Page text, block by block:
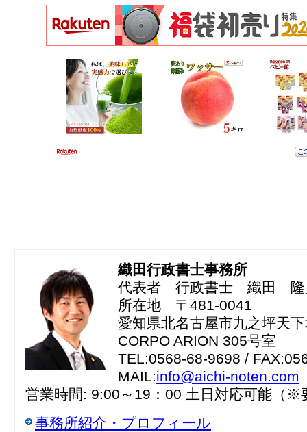
織田行政書士事務所
代表者 行政書士 織田 隆
所在地 〒481-0041
愛知県北名古屋市九之坪天
CORPO ARION 305号室
TEL:0568-68-9698 /
MAIL:info@aichi-noten.com
営業時間: 9:00～19：00 土日対応可能（※
事務所紹介・プロフィール